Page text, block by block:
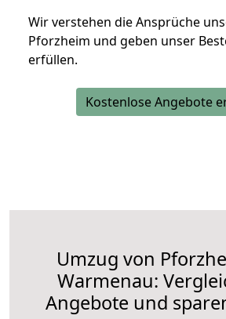
Wir verstehen die Ansprüche
Pforzheim und geben unser
erfüllen.
Kostenlose Angebote
Umzug von
Warmenau:
Angebote und